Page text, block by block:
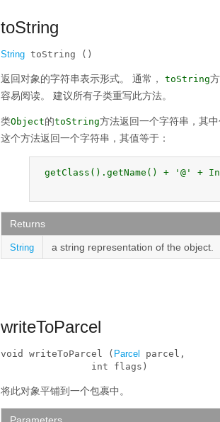
toString
String toString ()
返回对象的字符串表示形式。 通常， toString
容易阅读。
建议所有子类重写此方法。
类Object的toString方法返回一个字符串，其
这个方法返回一个字符串，其值等于：
getClass().getName() + '@' +
Returns
String a string representation of the object.
writeToParcel
void writeToParcel ( Parcel
parcel,
                int flags)
将此对象平铺到一个包裹中。